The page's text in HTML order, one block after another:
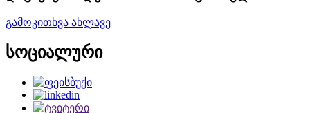
გამოკითხვა ახლავე
სოციალური